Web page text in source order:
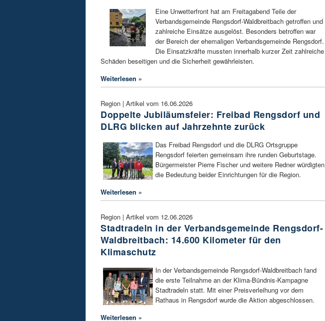
Eine Unwetterfront hat am Freitagabend Teile der
Verbandsgemeinde Rengsdorf-Waldbreitbach getroffen und
zahlreiche Einsätze ausgelöst. Besonders betroffen war
der Bereich der ehemaligen Verbandsgemeinde Rengsdorf.
Die Einsatzkräfte mussten innerhalb kurzer Zeit zahlreiche
Schäden beseitigen und die Sicherheit gewährleisten.
Weiterlesen »
Region | Artikel vom 16.06.2026
Doppelte Jubiläumsfeier: Freibad Rengsdorf und
DLRG blicken auf Jahrzehnte zurück
Das Freibad Rengsdorf und die DLRG Ortsgruppe
Rengsdorf feierten gemeinsam ihre runden Geburtstage.
Bürgermeister Pierre Fischer und weitere Redner würdigten
die Bedeutung beider Einrichtungen für die Region.
Weiterlesen »
Region | Artikel vom 12.06.2026
Stadtradeln in der Verbandsgemeinde Rengsdorf-
Waldbreitbach: 14.600 Kilometer für den
Klimaschutz
In der Verbandsgemeinde Rengsdorf-Waldbreitbach fand
die erste Teilnahme an der Klima-Bündnis-Kampagne
Stadtradeln statt. Mit einer Preisverleihung vor dem
Rathaus in Rengsdorf wurde die Aktion abgeschlossen.
Weiterlesen »